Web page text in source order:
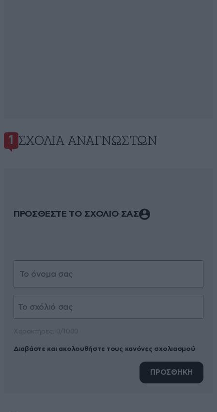
1 ΣΧΌΛΙΑ ΑΝΑΓΝΩΣΤΏΝ
ΠΡΟΣΘΕΣΤΕ ΤΟ ΣΧΟΛΙΟ ΣΑΣ
Διαβάστε και ακολουθήστε τους κανόνες σχολιασμού
ΠΡΟΣΘΗΚΗ